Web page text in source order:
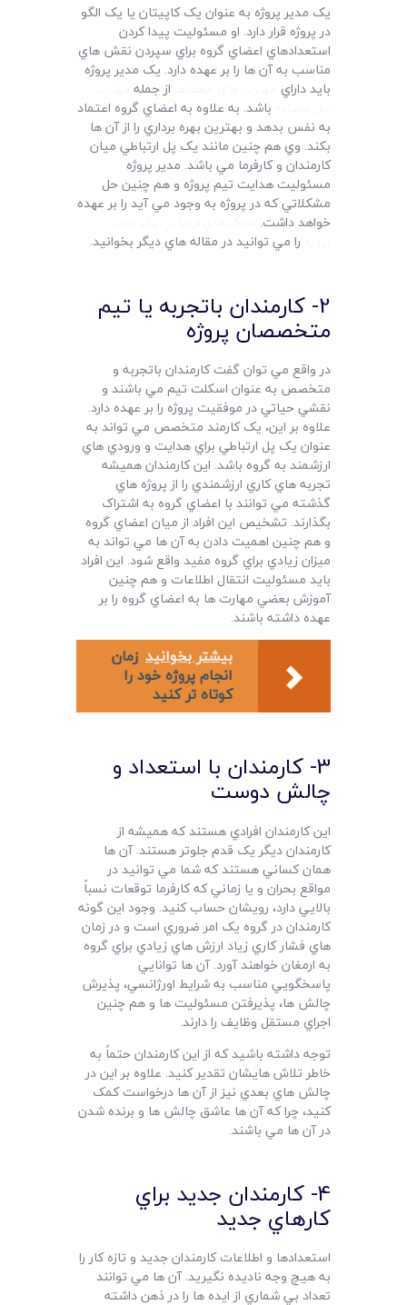
يک مدير پروژه به عنوان يک کاپيتان يا يک الگو
در پروژه قرار دارد. او مسئوليت پيدا کردن
استعدادهاي اعضاي گروه براي سپردن نقش هاي
مناسب به آن ها را بر عهده دارد. يک مدير پروژه
بايد داراي
از جمله
باشد. به علاوه به اعضاي گروه اعتماد
به نفس بدهد و بهترين بهره برداري را از آن ها
بکند. وي هم چنين مانند يک پل ارتباطي ميان
کارمندان و کارفرما مي باشد. مدير پروژه
مسئوليت هدايت تيم پروژه و هم چنين حل
مشکلاتي که در پروژه به وجود مي آيد را بر عهده
خواهد داشت.
را مي توانيد در مقاله هاي ديگر بخوانيد.
2- کارمندان باتجربه يا تيم
متخصصان پروژه
در واقع مي توان گفت کارمندان باتجربه و
متخصص به عنوان اسکلت تيم مي باشند و
نقشي حياتي در موفقيت پروژه را بر عهده دارد.
علاوه بر اين، يک کارمند متخصص مي تواند به
عنوان يک پل ارتباطي براي هدايت و ورودي هاي
ارزشمند به گروه باشد. اين کارمندان هميشه
تجربه هاي کاري ارزشمندي را از پروژه هاي
گذشته مي توانند با اعضاي گروه به اشتراک
بگذارند. تشخيص اين افراد از ميان اعضاي گروه
و هم چنين اهميت دادن به آن ها مي تواند به
ميزان زيادي براي گروه مفيد واقع شود. اين افراد
بايد مسئوليت انتقال اطلاعات و هم چنين
آموزش بعضي مهارت ها به اعضاي گروه را بر
عهده داشته باشند.
بیشتر بخوانید زمان
انجام پروژه خود را
کوتاه تر کنید
3- کارمندان با استعداد و
چالش دوست
اين کارمندان افرادي هستند که هميشه از
کارمندان ديگر يک قدم جلوتر هستند. آن ها
همان کساني هستند که شما مي توانيد در
مواقع بحران و يا زماني که کارفرما توقعات نسباً
بالايي دارد، رويشان حساب کنيد. وجود اين گونه
کارمندان در گروه يک امر ضروري است و در زمان
هاي فشار کاري زياد ارزش هاي زيادي براي گروه
به ارمغان خواهند آورد. آن ها توانايي
پاسخگويي مناسب به شرايط اورژانسي، پذيرش
چالش ها، پذيرفتن مسئوليت ها و هم چنين
اجراي مستقل وظايف را دارند.
توجه داشته باشيد که از اين کارمندان حتماً به
خاطر تلاش هايشان تقدير کنيد. علاوه بر اين در
چالش هاي بعدي نيز از آن ها درخواست کمک
کنيد، چرا که آن ها عاشق چالش ها و برنده شدن
در آن ها مي باشند.
4- کارمندان جديد براي
کارهاي جديد
استعدادها و اطلاعات کارمندان جديد و تازه کار را
به هيچ وجه ناديده نگيريد. آن ها مي توانند
تعداد بي شماري از ايده ها را در ذهن داشته